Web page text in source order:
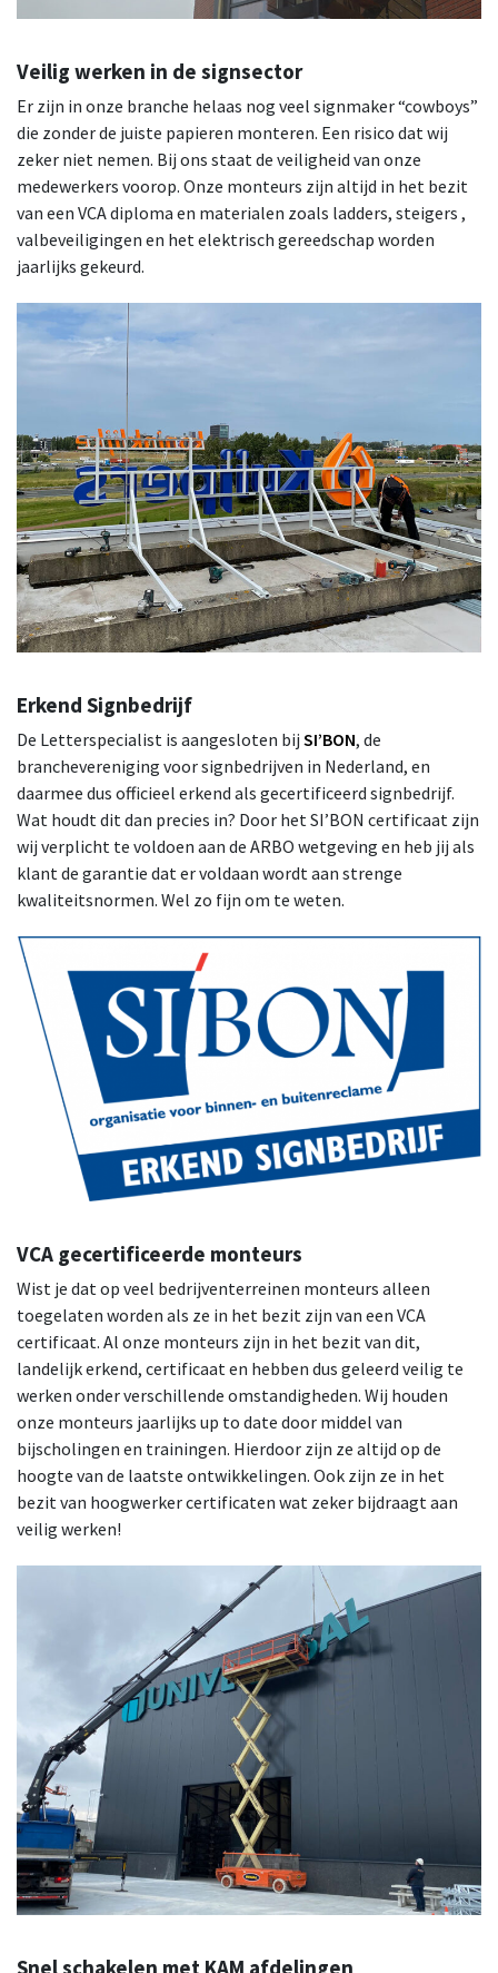
Veilig werken in de signsector
Er zijn in onze branche helaas nog veel signmaker “cowboys”
die zonder de juiste papieren monteren. Een risico dat wij
zeker niet nemen. Bij ons staat de veiligheid van onze
medewerkers voorop. Onze monteurs zijn altijd in het bezit
van een VCA diploma en materialen zoals ladders, steigers ,
valbeveiligingen en het elektrisch gereedschap worden
jaarlijks gekeurd.
Erkend Signbedrijf
De Letterspecialist is aangesloten bij SI’BON, de
branchevereniging voor signbedrijven in Nederland, en
daarmee dus officieel erkend als gecertificeerd signbedrijf.
Wat houdt dit dan precies in? Door het SI’BON certificaat zijn
wij verplicht te voldoen aan de ARBO wetgeving en heb jij als
klant de garantie dat er voldaan wordt aan strenge
kwaliteitsnormen. Wel zo fijn om te weten.
VCA gecertificeerde monteurs
Wist je dat op veel bedrijventerreinen monteurs alleen
toegelaten worden als ze in het bezit zijn van een VCA
certificaat. Al onze monteurs zijn in het bezit van dit,
landelijk erkend, certificaat en hebben dus geleerd veilig te
werken onder verschillende omstandigheden. Wij houden
onze monteurs jaarlijks up to date door middel van
bijscholingen en trainingen. Hierdoor zijn ze altijd op de
hoogte van de laatste ontwikkelingen. Ook zijn ze in het
bezit van hoogwerker certificaten wat zeker bijdraagt aan
veilig werken!
Snel schakelen met KAM afdelingen